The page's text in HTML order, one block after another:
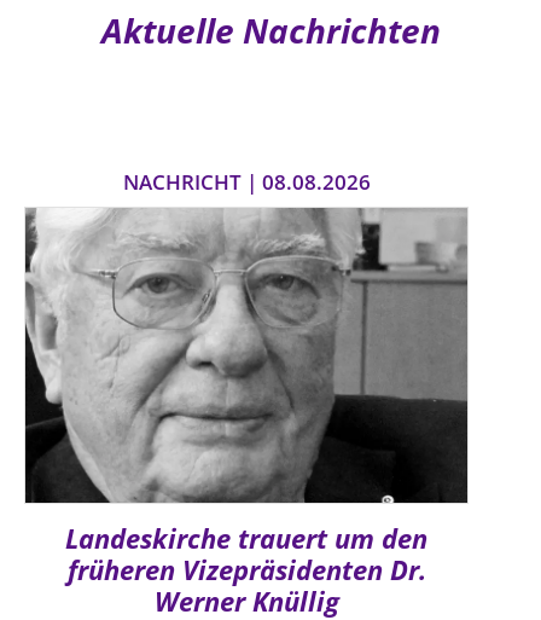
Aktuelle Nachrichten
NACHRICHT | 08.08.2026
Landeskirche trauert um den
früheren Vizepräsidenten Dr.
Werner Knüllig